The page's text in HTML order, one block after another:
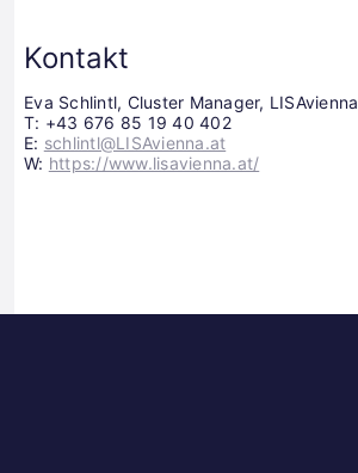
Kontakt
Eva Schlintl, Cluster Manager, LISAvienna
T: +43 676 85 19 40 402
E: schlintl@LISAvienna.at
W: https://www.lisavienna.at/